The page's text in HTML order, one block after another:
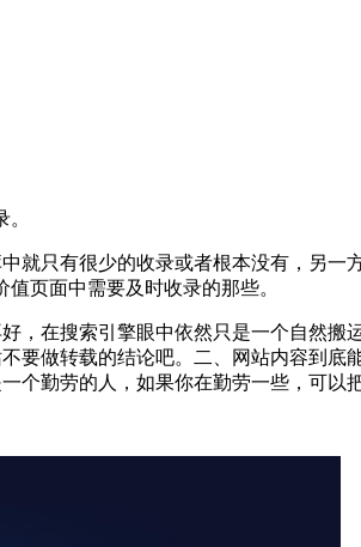
就只有很少的收录或者根本没有，另
页面中需要及时收录的那些。
在搜索引擎眼中依然只是一个自然
做转载的结论吧。二、网站内容到
勤劳的人，如果你在勤劳一些，可以